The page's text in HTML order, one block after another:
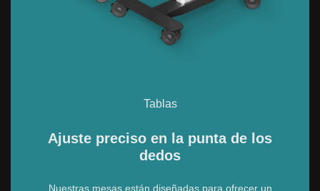
Tablas
Ajuste preciso en la punta de los
dedos
Nuestras mesas están diseñadas para ofrecer un